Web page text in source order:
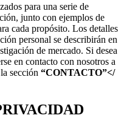
para una serie de
junto con ejemplos de
cada propósito. Los detalles
personal se describirán en
de mercado. Si desea
en contacto con nosotros a
sección “CONTACTO”</